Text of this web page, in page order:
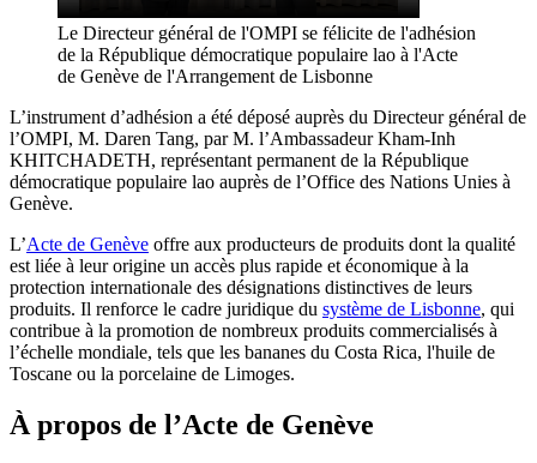
Le Directeur général de l'OMPI se félicite de l'adhésion
de la République démocratique populaire lao à l'Acte
de Genève de l'Arrangement de Lisbonne
L’instrument d’adhésion a été déposé auprès du Directeur général de
l’OMPI, M. Daren Tang, par M. l’Ambassadeur Kham-Inh
KHITCHADETH, représentant permanent de la République
démocratique populaire lao auprès de l’Office des Nations Unies à
Genève.
L’Acte de Genève offre aux producteurs de produits dont la qualité
est liée à leur origine un accès plus rapide et économique à la
protection internationale des désignations distinctives de leurs
produits. Il renforce le cadre juridique du système de Lisbonne, qui
contribue à la promotion de nombreux produits commercialisés à
l’échelle mondiale, tels que les bananes du Costa Rica, l'huile de
Toscane ou la porcelaine de Limoges.
À propos de l’Acte de Genève